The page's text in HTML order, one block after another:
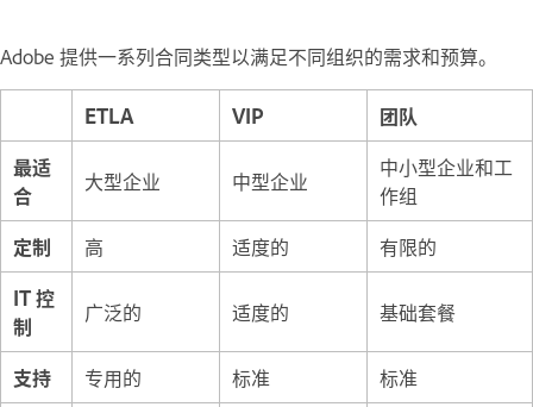
Adobe 提供一系列合同类型以满足不同组织的需求和预算。
ETLA VIP
团队
最适
合
大型企业 中型企业
中小型企业和工
作组
定制
高 适度的
有限的
IT 控
制
广泛的 适度的 基础套餐
支持 专用的 标准
标准